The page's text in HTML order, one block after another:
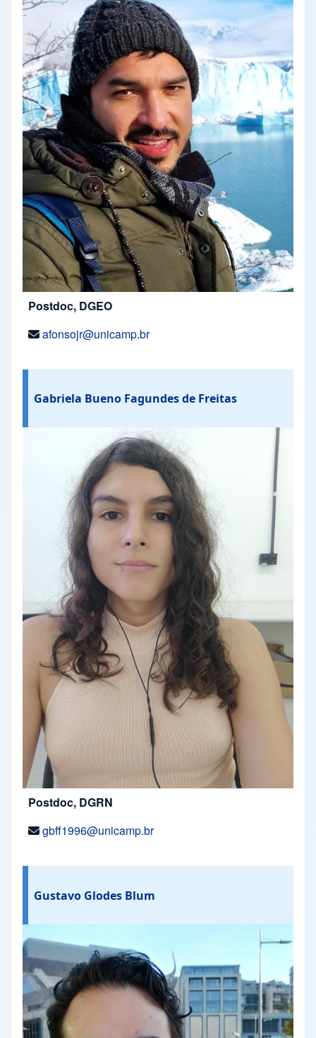
Postdoc, DGEO
afonsojr@unicamp.br
Gabriela Bueno Fagundes de Freitas
Postdoc, DGRN
gbff1996@unicamp.br
Gustavo Glodes Blum